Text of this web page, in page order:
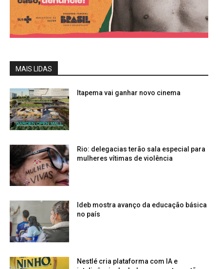
MAIS LIDAS
Itapema vai ganhar novo cinema
Rio: delegacias terão sala especial para
mulheres vítimas de violência
Ideb mostra avanço da educação básica
no país
Nestlé cria plataforma com IA e